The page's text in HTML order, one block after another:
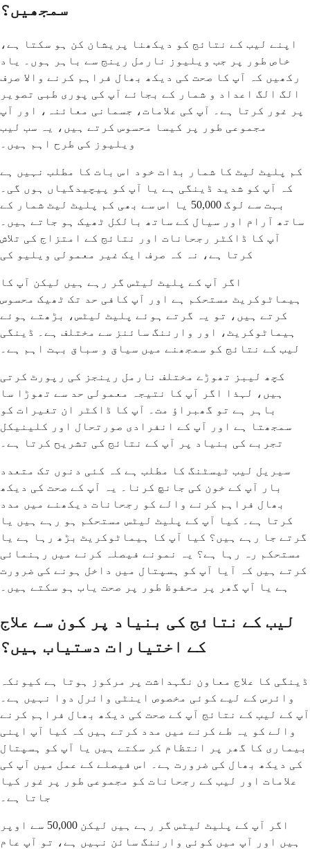
سمجھیں؟
اپنے لیب کے نتائج کو دیکھنا پریشان کن ہو سکتا ہے،
خاص طور پر جب ویلیوز نارمل رینج سے باہر ہوں۔ یاد
رکھیں کہ آپ کا صحت کی دیکھ بھال فراہم کرنے والا صرف
الگ الگ اعداد و شمار کے بجائے آپ کی پوری طبی تصویر
پر غور کرتا ہے۔ آپ کی علامات، جسمانی معائنہ، اور آپ
مجموعی طور پر کیسا محسوس کرتے ہیں، یہ سب لیب
ویلیوز کی طرح اہم ہیں۔
کم پلیٹ لیٹ کا شمار بذات خود اس بات کا مطلب نہیں ہے
کہ آپ کو شدید ڈینگی ہے یا آپ کو پیچیدگیاں ہوں گی۔
بہت سے لوگ 50,000 یا اس سے بھی کم پلیٹ لیٹ شمار کے
ساتھ آرام اور سیال کے ساتھ بالکل ٹھیک ہو جاتے ہیں۔
آپ کا ڈاکٹر رجحانات اور نتائج کے امتزاج کی تلاش
کرتا ہے، نہ کہ صرف ایک غیر معمولی ویلیو کی
اگر آپ کے پلیٹ لیٹس گر رہے ہیں لیکن آپ کا
ہیماٹوکریٹ مستحکم ہے اور آپ کافی حد تک ٹھیک محسوس
کرتے ہیں، تو یہ گرتے ہوئے پلیٹ لیٹس، بڑھتے ہوئے
ہیماٹوکریٹ، اور وارننگ سائنز سے مختلف ہے۔ ڈینگی
لیب کے نتائج کو سمجھنے میں سیاق و سباق بہت اہم ہے۔
کچھ لیبز تھوڑے مختلف نارمل رینجز کی رپورٹ کرتی
ہیں، لہذا اگر آپ کا نتیجہ معمولی حد سے تھوڑا سا
باہر ہے تو گھبراؤ مت۔ آپ کا ڈاکٹر ان تغیرات کو
سمجھتا ہے اور آپ کے انفرادی صورتحال اور کلینیکل
تجربے کی بنیاد پر آپ کے نتائج کی تشریح کرتا ہے۔
سیریل لیب ٹیسٹنگ کا مطلب ہے کہ کئی دنوں تک متعدد
بار آپ کے خون کی جانچ کرنا۔ یہ آپ کے صحت کی دیکھ
بھال فراہم کرنے والے کو رجحانات دیکھنے میں مدد
کرتا ہے۔ کیا آپ کے پلیٹ لیٹس مستحکم ہو رہے ہیں یا
گرتے جا رہے ہیں؟ کیا آپ کا ہیماٹوکریٹ بڑھ رہا ہے یا
مستحکم رہ رہا ہے؟ یہ نمونے فیصلہ کرنے میں رہنمائی
کرتے ہیں کہ آیا آپ کو ہسپتال میں داخل ہونے کی ضرورت
ہے یا آپ گھر پر محفوظ طور پر صحت یاب ہو سکتے ہیں۔
لیب کے نتائج کی بنیاد پر کون سے علاج
کے اختیارات دستیاب ہیں؟
ڈینگی کا علاج معاون نگہداشت پر مرکوز ہوتا ہے کیونکہ
وائرس کے لیے کوئی مخصوص اینٹی وائرل دوا نہیں ہے۔
آپ کے لیب کے نتائج آپ کے صحت کی دیکھ بھال فراہم کرنے
والے کو یہ طے کرنے میں مدد کرتے ہیں کہ کیا آپ اپنی
بیماری کا گھر پر انتظام کر سکتے ہیں یا آپ کو ہسپتال
کی دیکھ بھال کی ضرورت ہے۔ اس فیصلے کے عمل میں آپ کی
علامات اور لیب کے رجحانات کو مجموعی طور پر غور کیا
جاتا ہے۔
اگر آپ کے پلیٹ لیٹس گر رہے ہیں لیکن 50,000 سے اوپر
ہیں اور آپ میں کوئی وارننگ سائن نہیں ہے، تو آپ عام